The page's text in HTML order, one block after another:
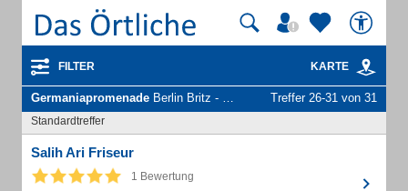
FILTER KARTE
Germaniapromenade Berlin Britz - Unternehmen und Personen Treffer 26-31 von 31
Standardtreffer
Salih Ari Friseur
1 Bewertung